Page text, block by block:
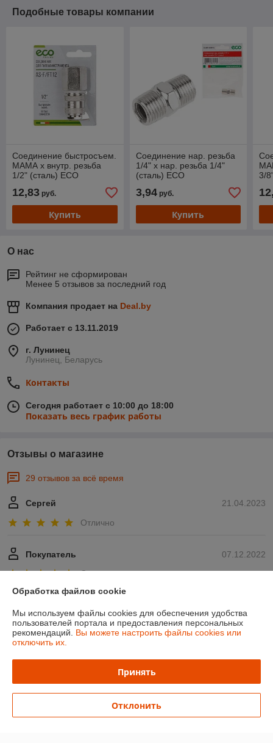
Подобные товары компании
Соединение быстросъем.
МАМА х внутр. резьба
1/2" (сталь) ECO
12,83 руб.
Купить
Соединение нар. резьба
1/4" х нар. резьба 1/4"
(сталь) ECO
3,94руб.
Купить
3/
О нас
Рейтинг не сформирован
Менее 5 отзывов за последний год
Компания продает на Deal.by
Работает с 13.11.2019
г. Лунинец
Лунинец, Беларусь
Контакты
Сегодня работает с 10:00 до 18:00
Показать весь график работы
Отзывы о магазине
29 отзывов за всё время
21.04.2023
Сергей
Отлично
07.12.2022
Покупатель
Отлично
Показать все отзывы
О нас
Доставка и оплата
Обработка файлов cookie
Мы используем файлы cookies для обеспечения удобства
пользователей портала и предоставления персональных
рекомендаций. Вы можете настроить файлы cookies или
отключить их.
Принять
Отклонить